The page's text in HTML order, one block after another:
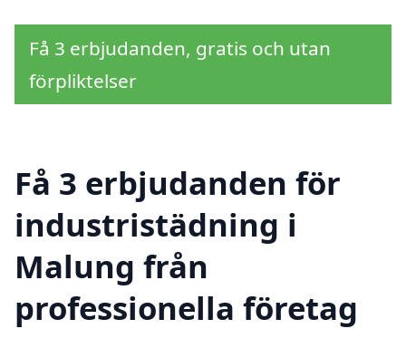
Få 3 erbjudanden, gratis och utan
förpliktelser
Få 3 erbjudanden för
industristädning i
Malung från
professionella företag